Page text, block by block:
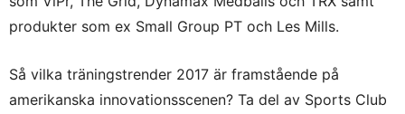
produkter som ex Small Group PT och Les Mills.
Så vilka träningstrender 2017 är framstående på
amerikanska innovationsscenen? Ta del av Sports Club